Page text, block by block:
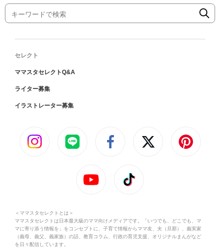
セレクト
ママスタセレクトQ&A
ライター募集
イラストレーター募集
＜ママスタセレクトとは＞
ママスタセレクトは日本最大級のママ向けメディアです。「いつでも、どこでも、マ
マに寄り添う情報を」をコンセプトに、子育て情報からママ友、夫（旦那）、義実家
（義母、義父、義家族）の話、教育コラム、行政の育児支援、オリジナルまんがなど
を日々配信しています。